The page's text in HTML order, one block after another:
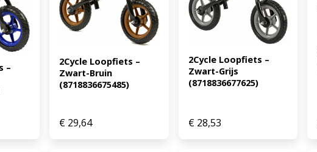
–
2Cycle Loopfiets –
Zwart-Bruin
(8718836675485)
€29,64
2Cycle Loopfiets –
Zwart-Grijs
(8718836677625)
€28,53